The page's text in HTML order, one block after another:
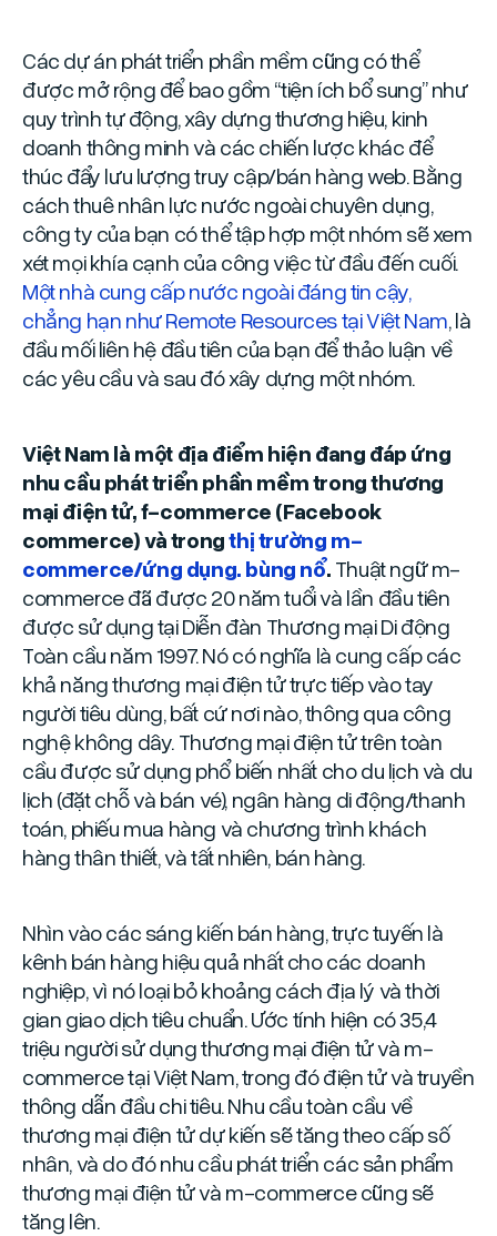
Các dự án phát triển phần mềm cũng có thể
được mở rộng để bao gồm “tiện ích bổ sung” như
quy trình tự động, xây dựng thương hiệu, kinh
doanh thông minh và các chiến lược khác để
thúc đẩy lưu lượng truy cập/bán hàng web. Bằng
cách thuê nhân lực nước ngoài chuyên dụng,
công ty của bạn có thể tập hợp một nhóm sẽ xem
xét mọi khía cạnh của công việc từ đầu đến cuối.
Một nhà cung cấp nước ngoài đáng tin cậy,
chẳng hạn như Remote Resources tại Việt Nam, là
đầu mối liên hệ đầu tiên của bạn để thảo luận về
các yêu cầu và sau đó xây dựng một nhóm.
Việt Nam là một địa điểm hiện đang đáp ứng
nhu cầu phát triển phần mềm trong thương
mại điện tử, f-commerce (Facebook
commerce) và trongthị trường m-
commerce/ứng dụng. bùng nổ. Thuật ngữ m-
commerce đã được 20 năm tuổi và lần đầu tiên
được sử dụng tại Diễn đàn Thương mại Di động
Toàn cầu năm 1997. Nó có nghĩa là cung cấp các
khả năng thương mại điện tử trực tiếp vào tay
người tiêu dùng, bất cứ nơi nào, thông qua công
nghệ không dây. Thương mại điện tử trên toàn
cầu được sử dụng phổ biến nhất cho du lịch và du
lịch (đặt chỗ và bán vé), ngân hàng di động/thanh
toán, phiếu mua hàng và chương trình khách
hàng thân thiết, và tất nhiên, bán hàng.
Nhìn vào các sáng kiến bán hàng, trực tuyến là
kênh bán hàng hiệu quả nhất cho các doanh
nghiệp, vì nó loại bỏ khoảng cách địa lý và thời
gian giao dịch tiêu chuẩn. Ước tính hiện có 35,4
triệu người sử dụng thương mại điện tử và m-
commerce tại Việt Nam, trong đó điện tử và truyền
thông dẫn đầu chi tiêu. Nhu cầu toàn cầu về
thương mại điện tử dự kiến sẽ tăng theo cấp số
nhân, và do đó nhu cầu phát triển các sản phẩm
thương mại điện tử và m-commerce cũng sẽ
tăng lên.